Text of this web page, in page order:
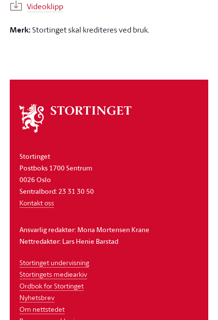
Videoklipp
Merk:Stortinget skal krediteres ved bruk.
Om
stortinget
Stortinget
Postboks 1700 Sentrum
0026 Oslo
Sentralbord: 23 31 30 50
Kontakt oss
Ansvarlig redaktør: Mona Mortensen Krane
Nettredaktør: Lars Henie Barstad
Stortinget undervisning
Stortingets mediearkiv
Ordbok for Stortinget
Nyhetsbrev
Om nettstedet